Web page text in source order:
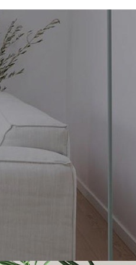
$ 1.590.$ 1.380.